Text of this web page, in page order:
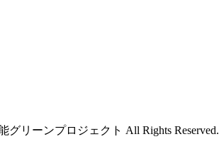
リーンプロジェクト All Rights Reserved.